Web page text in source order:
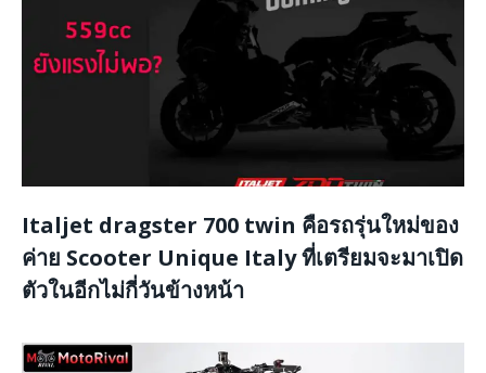
Italjet dragster 700 twin คือรถรุ่นใหม่ของ
ค่าย Scooter Unique Italy ที่เตรียมจะมาเปิด
ตัวในอีกไม่กี่วันข้างหน้า